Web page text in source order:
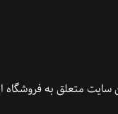
متعلق به فروشگاه